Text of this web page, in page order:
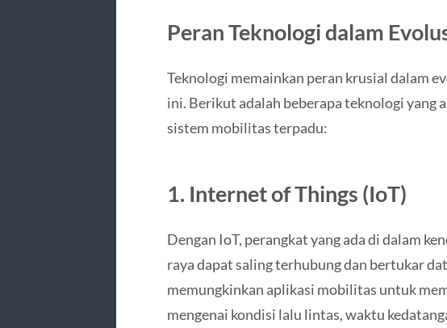
Peran Teknologi dalam
Teknologi memainkan peran krusial dalam
ini. Berikut adalah beberapa teknologi yang
sistem mobilitas terpadu:
1. Internet of Things (IoT)
Dengan IoT, perangkat yang ada di dalam
raya dapat saling terhubung dan bertukar
memungkinkan aplikasi mobilitas untuk
mengenai kondisi lalu lintas, waktu